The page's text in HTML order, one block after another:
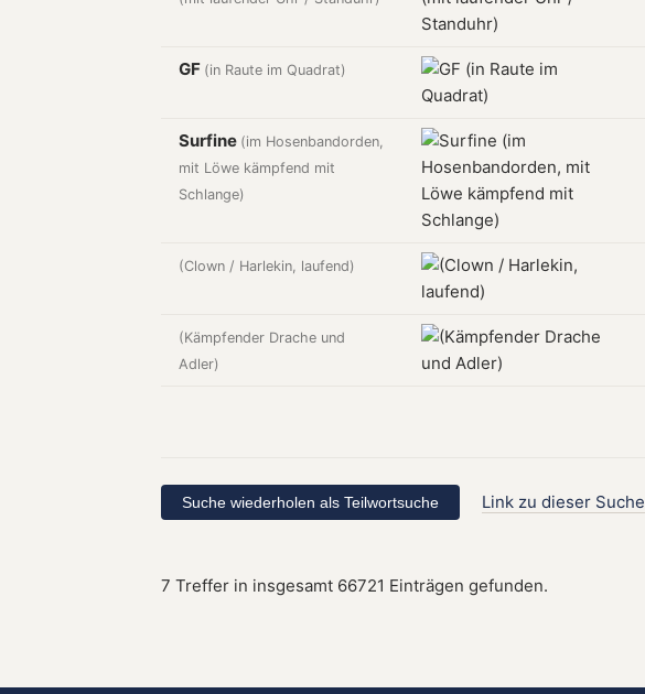
GF (in Raute im Quadrat)
Surfine (im Hosenbandorden,
mit Löwe kämpfend mit
Schlange)
(Clown / Harlekin, laufend)
(Kämpfender Drache und
Adler)
Link zu dieser Suche
7 Treffer in insgesamt 66721 Einträgen gefunden.